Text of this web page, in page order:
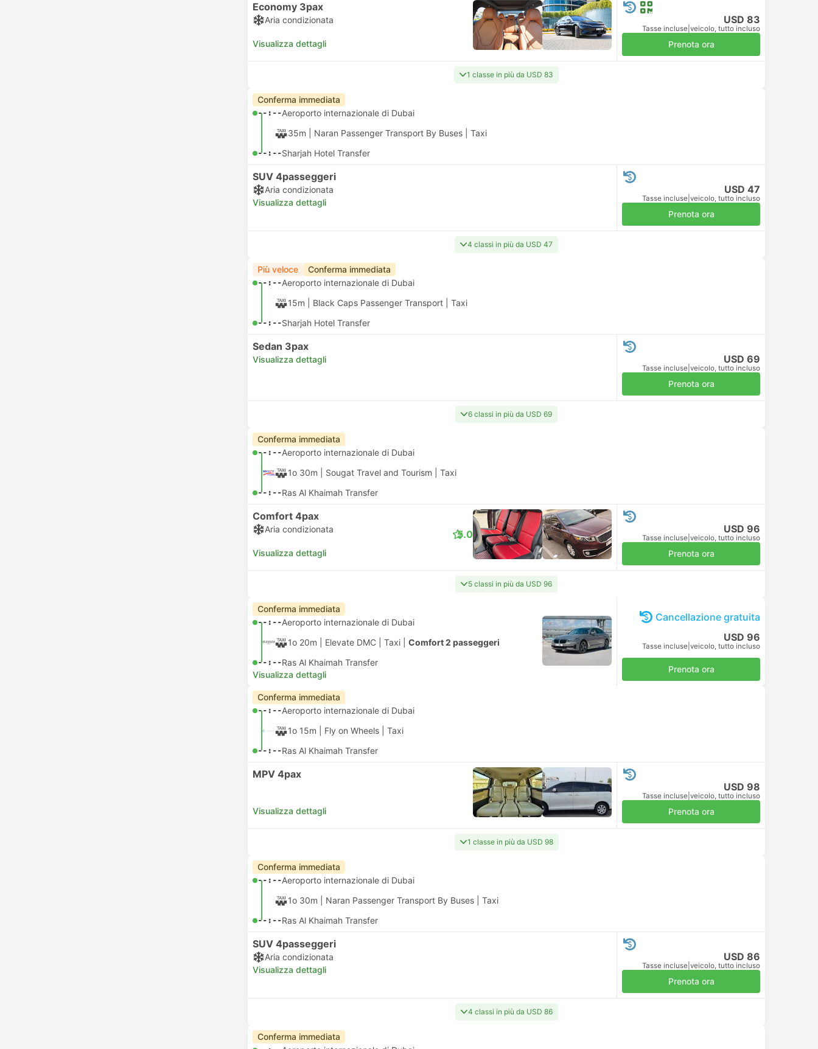
Economy 3pax
Aria condizionata
Visualizza dettagli
USD 83
Tasse incluse veicolo, tutto incluso
Prenota ora
1 classe in più da USD 83
Conferma immediata
--:--Aeroporto internazionale di Dubai
35m | Naran Passenger Transport By Buses Taxi
--:--Sharjah Hotel Transfer
SUV 4passeggeri
Aria condizionata
Visualizza dettagli
USD 47
Tasse incluse veicolo, tutto incluso
Prenota ora
4 classi in più da USD 47
Più veloce Conferma immediata
--:--Aeroporto internazionale di Dubai
15m | Black Caps Passenger Transport Taxi
--:--Sharjah Hotel Transfer
Sedan 3pax
Visualizza dettagli USD 69
Tasse incluse veicolo, tutto incluso
Prenota ora
6 classi in più da USD 69
Conferma immediata
--:--Aeroporto internazionale di Dubai
1o 30m | Sougat Travel and Tourism Taxi
--:--Ras Al Khaimah Transfer
Comfort 4pax
Aria condizionata
Visualizza dettagli
5.0 USD 96
Tasse incluse veicolo, tutto incluso
Prenota ora
5 classi in più da USD 96
Conferma immediata
--:--Aeroporto internazionale di Dubai
1o 20m | Elevate DMC Taxi Comfort 2 passeggeri
--:--Ras Al Khaimah Transfer
Visualizza dettagli
Cancellazione gratuita
USD 96
Tasse incluse veicolo, tutto incluso
Prenota ora
Conferma immediata
--:--Aeroporto internazionale di Dubai
1o 15m | Fly on Wheels Taxi
--:--Ras Al Khaimah Transfer
MPV 4pax
Visualizza dettagli
USD 98
Tasse incluse veicolo, tutto incluso
Prenota ora
1 classe in più da USD 98
Conferma immediata
--:--Aeroporto internazionale di Dubai
1o 30m | Naran Passenger Transport By Buses Taxi
--:--Ras Al Khaimah Transfer
SUV 4passeggeri
Aria condizionata
Visualizza dettagli
USD 86
Tasse incluse veicolo, tutto incluso
Prenota ora
4 classi in più da USD 86
Conferma immediata